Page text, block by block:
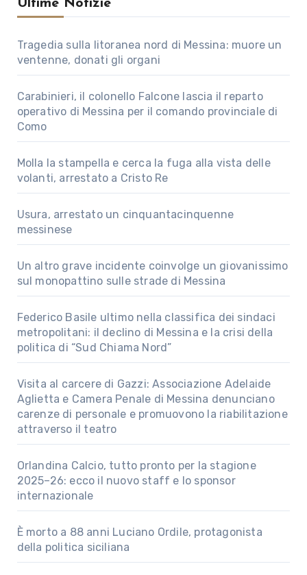
Ultime Notizie
Tragedia sulla litoranea nord di Messina: muore un
ventenne, donati gli organi
Carabinieri, il colonello Falcone lascia il reparto
operativo di Messina per il comando provinciale di
Como
Molla la stampella e cerca la fuga alla vista delle
volanti, arrestato a Cristo Re
Usura, arrestato un cinquantacinquenne
messinese
Un altro grave incidente coinvolge un giovanissimo
sul monopattino sulle strade di Messina
Federico Basile ultimo nella classifica dei sindaci
metropolitani: il declino di Messina e la crisi della
politica di “Sud Chiama Nord”
Visita al carcere di Gazzi: Associazione Adelaide
Aglietta e Camera Penale di Messina denunciano
carenze di personale e promuovono la riabilitazione
attraverso il teatro
Orlandina Calcio, tutto pronto per la stagione
2025–26: ecco il nuovo staff e lo sponsor
internazionale
È morto a 88 anni Luciano Ordile, protagonista
della politica siciliana